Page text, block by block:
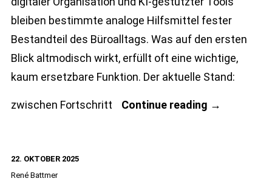
bleiben bestimmte analoge Hilfsmittel fester
Bestandteil des Büroalltags. Was auf den ersten
Blick altmodisch wirkt, erfüllt oft eine wichtige,
kaum ersetzbare Funktion. Der aktuelle Stand:
zwischen Fortschritt Continue reading Haftnotizen
→
22. OKTOBER 2025
René Battmer